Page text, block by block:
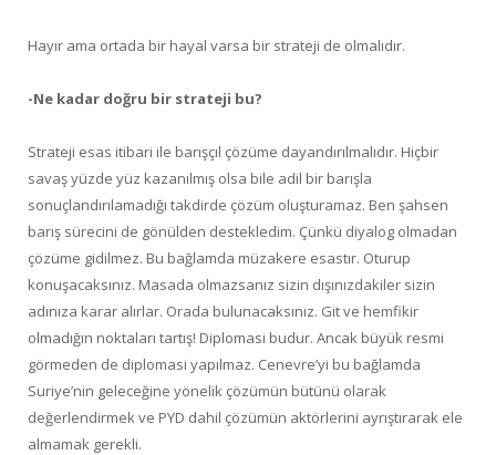
Hayır ama ortada bir hayal varsa bir strateji de olmalıdır.
-Ne kadar doğru bir strateji bu?
Strateji esas itibari ile barışçıl çözüme dayandırılmalıdır. Hiçbir
savaş yüzde yüz kazanılmış olsa bile adil bir barışla
sonuçlandırılamadığı takdirde çözüm oluşturamaz. Ben şahsen
barış sürecini de gönülden destekledim. Çünkü diyalog olmadan
çözüme gidilmez. Bu bağlamda müzakere esastır. Oturup
konuşacaksınız. Masada olmazsanız sizin dışınızdakiler sizin
adınıza karar alırlar. Orada bulunacaksınız. Git ve hemfikir
olmadığın noktaları tartış! Diplomasi budur. Ancak büyük resmi
görmeden de diplomasi yapılmaz. Cenevre’yi bu bağlamda
Suriye’nin geleceğine yönelik çözümün bütünü olarak
değerlendirmek ve PYD dahil çözümün aktörlerini ayrıştırarak ele
almamak gerekli.